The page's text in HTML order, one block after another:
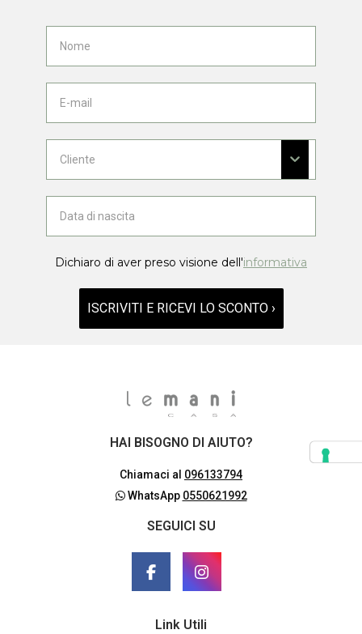
Dichiaro di aver preso visione dell'informativa
ISCRIVITI E RICEVI LO SCONTO ›
HAI BISOGNO DI AIUTO?
Chiamaci al 096133794
WhatsApp 0550621992
SEGUICI SU
Link Utili